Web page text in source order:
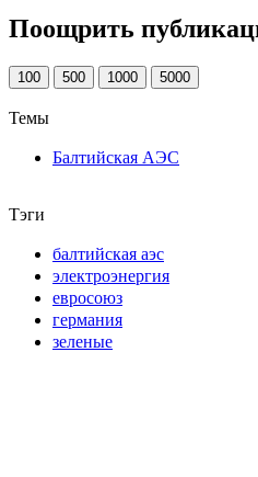
Поощрить
100 500 1000 5000
Темы
Балтийская АЭС
Тэги
балтийская аэс
электроэнергия
евросоюз
германия
зеленые